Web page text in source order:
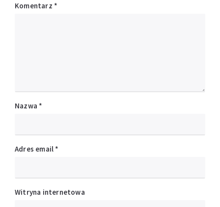
Komentarz *
Nazwa *
Adres email *
Witryna internetowa